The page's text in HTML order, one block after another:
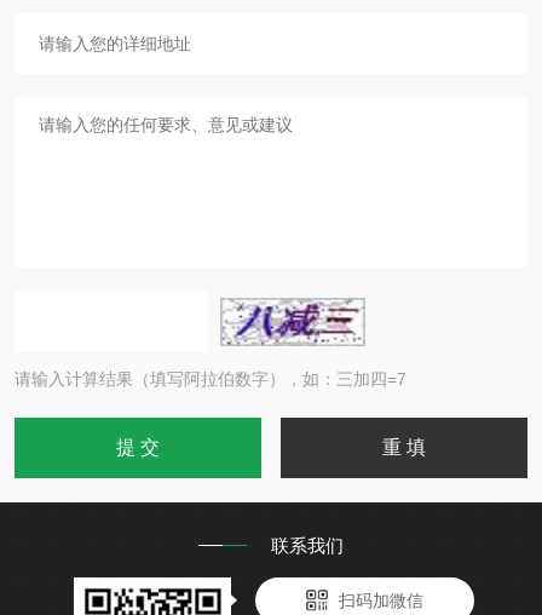
请输入计算结果（填写阿拉伯数字），如：三加四=7
联系我们
扫码加微信